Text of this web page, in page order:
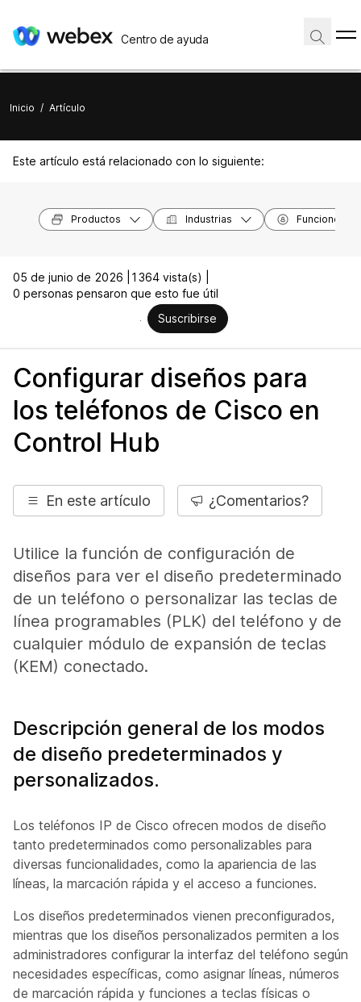
Centro de ayuda
Inicio / Artículo
Este artículo está relacionado con lo siguiente:
Productos Industrias Funciones
05 de junio de 2026 |
1364 vista(s) |
0 personas pensaron que esto fue útil
Suscribirse
Configurar diseños para
los teléfonos de Cisco en
Control Hub
En este artículo ¿Comentarios?
Utilice la función de configuración de
diseños para ver el diseño predeterminado
de un teléfono o personalizar las teclas de
línea programables (PLK) del teléfono y de
cualquier módulo de expansión de teclas
(KEM) conectado.
Descripción general de los modos
de diseño predeterminados y
personalizados.
Los teléfonos IP de Cisco ofrecen modos de diseño
tanto predeterminados como personalizables para
diversas funcionalidades, como la apariencia de las
líneas, la marcación rápida y el acceso a funciones.
Los diseños predeterminados vienen preconfigurados,
mientras que los diseños personalizados permiten a los
administradores configurar la interfaz del teléfono según
necesidades específicas, como asignar líneas, números
de marcación rápida y funciones a teclas físicas o